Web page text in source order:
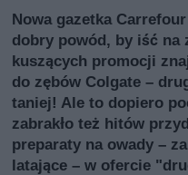
Nowa gazetka
dobry powód, by iść na
kuszących promocji
do zębów Colgate –
taniej! Ale to dopiero
zabrakło też hitów
preparaty na owady –
latające – w ofercie